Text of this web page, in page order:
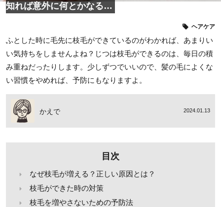
知れば意外に何とかなる…
ヘアケア
ふとした時に毛先に枝毛ができているのがわかれば、あまりい
い気持ちをしませんよね？じつは枝毛ができるのは、毎日の積
み重ねだったりします。少しずつでいいので、髪の毛によくな
い習慣をやめれば、予防にもなりますよ。
かえで 2024.01.13
目次
なぜ枝毛が増える？正しい原因とは？
枝毛ができた時の対策
枝毛を増やさないための予防法